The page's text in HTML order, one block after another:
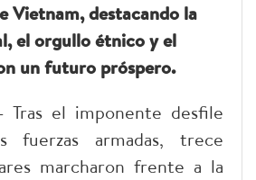
Vietnam, destacando la
el orgullo étnico y el
un futuro próspero.
Tras el imponente desfile
fuerzas armadas, trece
marcharon frente a la